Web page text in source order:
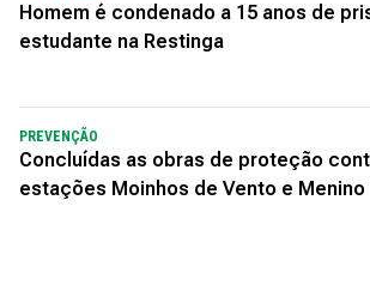
Homem é condenado a 15 anos de
estudante na Restinga
PREVENÇÃO
Concluídas as obras de proteção
estações Moinhos de Vento e Menino